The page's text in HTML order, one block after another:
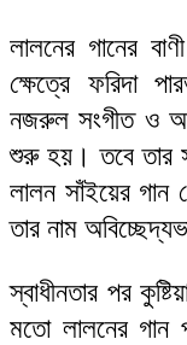
লালনের গানের
ক্ষেত্রে ফরিদা
নজরুল সংগীত ও
শুরু হয়। তবে তার
লালন সাঁইয়ের গান
তার নাম
স্বাধীনতার পর
মতো লালনের গান